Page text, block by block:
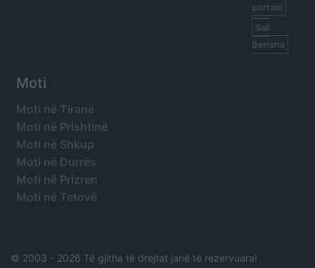
portale
Sali
Berisha
Moti
Moti në Tiranë
Moti në Prishtinë
Moti në Shkup
Moti në Durrës
Moti në Prizren
Moti në Tetovë
© 2003 - 2026 Të gjitha të drejtat janë të rezervuara!